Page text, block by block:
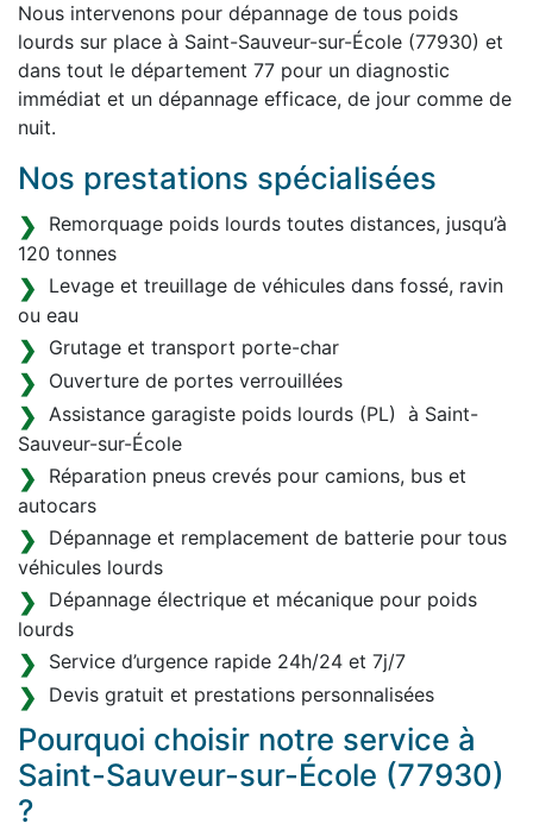
Nous intervenons pour dépannage de tous poids
lourds sur place à Saint-Sauveur-sur-École (77930) et
dans tout le département 77 pour un diagnostic
immédiat et un dépannage efficace, de jour comme de
nuit.
Nos prestations spécialisées
Remorquage poids lourds toutes distances, jusqu’à
120 tonnes
Levage et treuillage de véhicules dans fossé, ravin
ou eau
Grutage et transport porte-char
Ouverture de portes verrouillées
Assistance garagiste poids lourds (PL) à Saint-
Sauveur-sur-École
Réparation pneus crevés pour camions, bus et
autocars
Dépannage et remplacement de batterie pour tous
véhicules lourds
Dépannage électrique et mécanique pour poids
lourds
Service d’urgence rapide 24h/24 et 7j/7
Devis gratuit et prestations personnalisées
Pourquoi choisir notre service à
Saint-Sauveur-sur-École (77930)
?